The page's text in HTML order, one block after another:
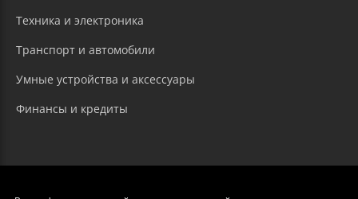
Техника и электроника
Транспорт и автомобили
Умные устройства и аксессуары
Финансы и кредиты